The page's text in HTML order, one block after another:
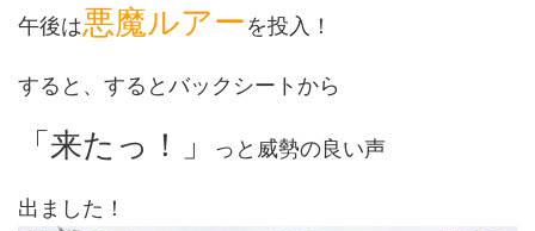
午後は悪魔ルアーを投入！
すると、するとバックシートから
「来たっ！」 っと威勢の良い声
出ました！